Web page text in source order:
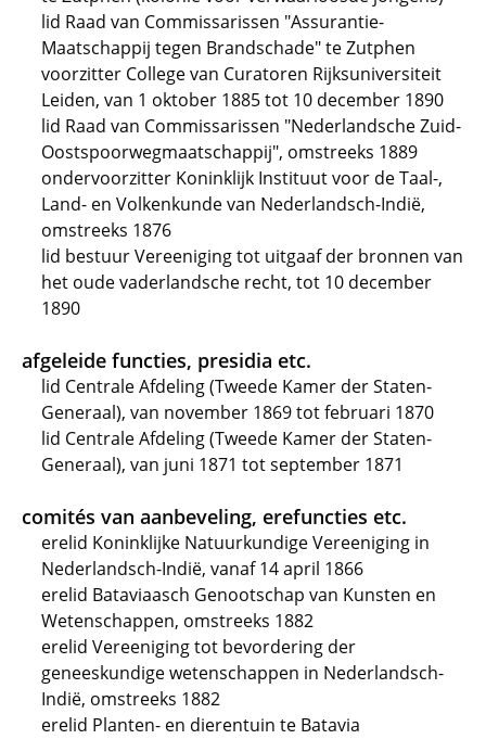
lid Raad van Commissarissen "Assurantie-
Maatschappij tegen Brandschade" te Zutphen
voorzitter College van Curatoren Rijksuniversiteit
Leiden, van 1 oktober 1885 tot 10 december 1890
lid Raad van Commissarissen "Nederlandsche Zuid-
Oostspoorwegmaatschappij", omstreeks 1889
ondervoorzitter Koninklijk Instituut voor de Taal-,
Land- en Volkenkunde van Nederlandsch-Indië,
omstreeks 1876
lid bestuur Vereeniging tot uitgaaf der bronnen van
het oude vaderlandsche recht, tot 10 december
1890
afgeleide functies, presidia etc.
lid Centrale Afdeling (Tweede Kamer der Staten-
Generaal), van november 1869 tot februari 1870
lid Centrale Afdeling (Tweede Kamer der Staten-
Generaal), van juni 1871 tot september 1871
comités van aanbeveling, erefuncties etc.
erelid Koninklijke Natuurkundige Vereeniging in
Nederlandsch-Indië, vanaf 14 april 1866
erelid Bataviaasch Genootschap van Kunsten en
Wetenschappen, omstreeks 1882
erelid Vereeniging tot bevordering der
geneeskundige wetenschappen in Nederlandsch-
Indië, omstreeks 1882
erelid Planten- en dierentuin te Batavia